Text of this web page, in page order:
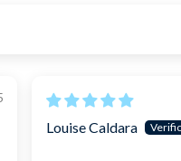
Louise Caldara